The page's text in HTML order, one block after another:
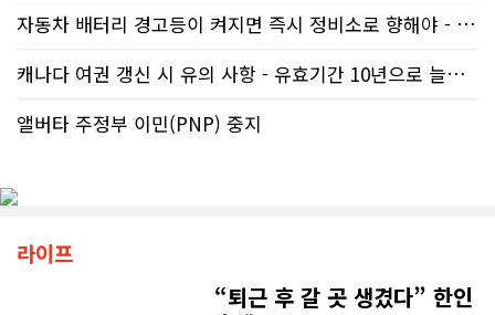
자동차 배터리 경고등이 켜지면 즉시 정비소로 향해야 - 주행중 차량 갑..
캐나다 여권 갱신 시 유의 사항 - 유효기간 10년으로 늘어나 편리
앨버타 주정부 이민(PNP) 중지
라이프
“퇴근 후 갈 곳 생겼다” 한인